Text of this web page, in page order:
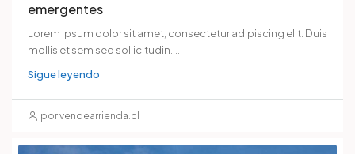
emergentes
Lorem ipsum dolor sit amet, consectetur adipiscing elit. Duis
mollis et sem sed sollicitudin....
Sigue leyendo
por vendearrienda.cl